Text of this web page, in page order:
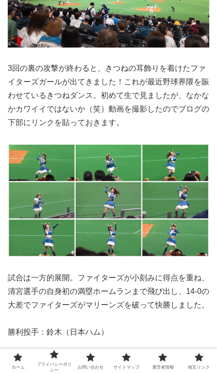
3回の裏の攻撃が終わると、きつねの耳飾りを着けたファ
イターズガールが出てきました！これが最近野球界隈を賑
わせているきつねダンス。初めて生で見ましたが、なかな
かカワイイではないか（笑）動画を撮影したのでブログの
下部にリンクを貼っておきます。
試合は一方的展開。ファイターズが小刻みに得点を重ね、
清宮選手の自身初の満塁ホームランまで飛び出し、14-0の
大差でファイターズがマリーンズを破って快勝しました。
勝利投手：鈴木（日本ハム）
敗戦投手：佐藤奨（千葉ロッテ）
ホーム
プライバシーポリ
シー
お問い合わせ サイトマップ 運営者情報 相互リンク